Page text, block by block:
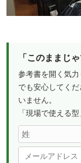
「このままじ
参考書を開く気
でも安心してく
いません。
「現場で使える